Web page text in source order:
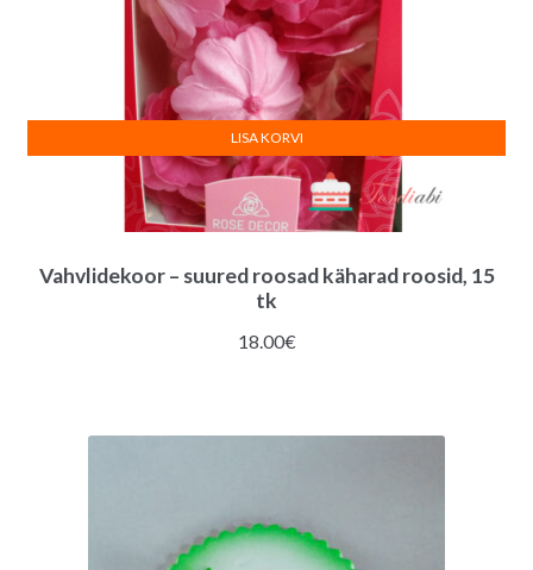
Vahvlidekoor – suured roosad käharad roosid, 15
tk
18.00€
LISA KORVI